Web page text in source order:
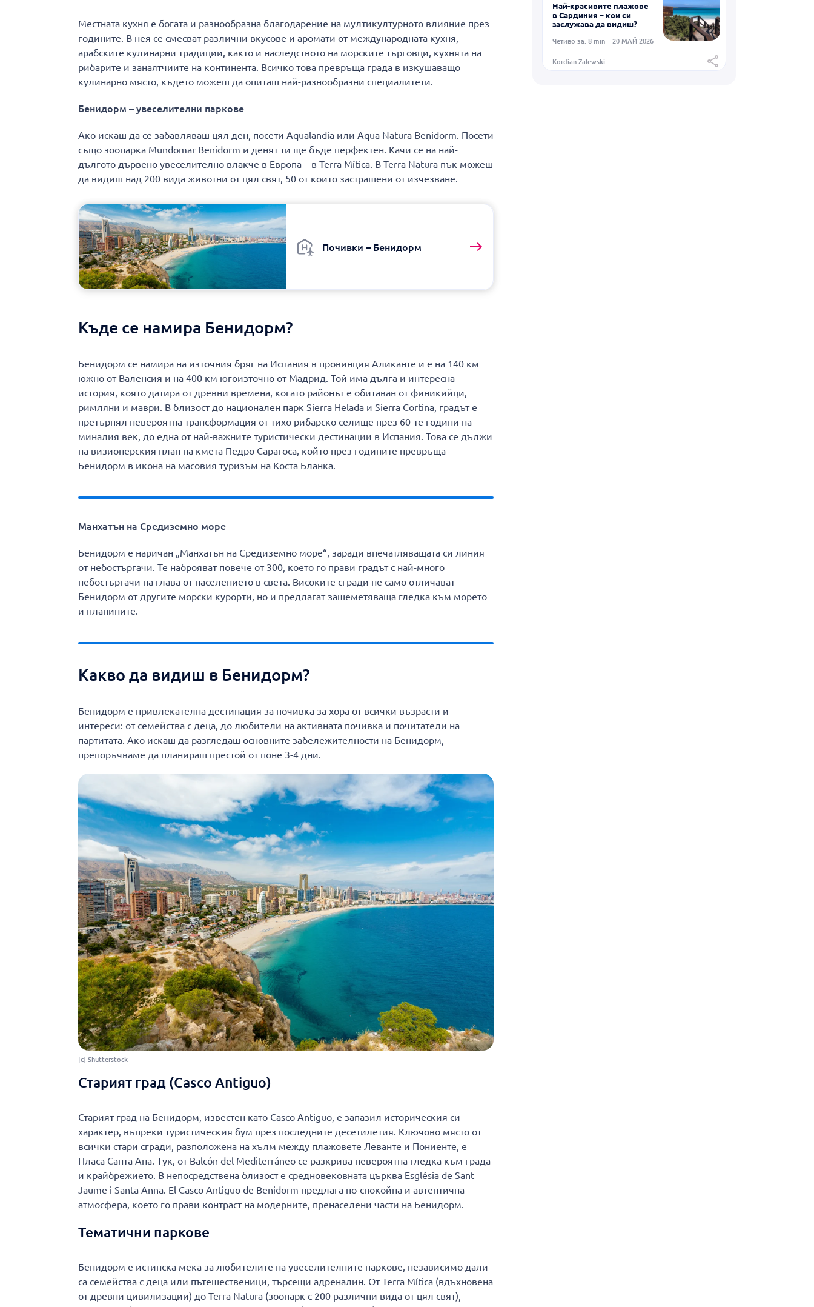
Местната кухня е богата и разнообразна благодарение на мултикултурното влияние през
годините. В нея се смесват различни вкусове и аромати от международната кухня,
арабските кулинарни традиции, както и наследството на морските търговци, кухнята на
рибарите и занаятчиите на континента. Всичко това превръща града в изкушаващо
кулинарно място, където можеш да опиташ най-разнообразни специалитети.
Бенидорм – увеселителни паркове
Ако искаш да се забавляваш цял ден, посети Aqualandia или Aqua Natura Benidorm. Посети
също зоопарка Mundomar Benidorm и денят ти ще бъде перфектен. Качи се на най-
дългото дървено увеселително влакче в Европа – в Terra Mítica. В Terra Natura пък можеш
да видиш над 200 вида животни от цял ​​свят, 50 от които застрашени от изчезване.
Почивки – Бенидорм
Къде се намира Бенидорм?
Бенидорм се намира на източния бряг на Испания в провинция Аликанте и е на 140 км
южно от Валенсия и на 400 км югоизточно от Мадрид. Той има дълга и интересна
история, която датира от древни времена, когато районът е обитаван от финикийци,
римляни и маври. В близост до национален парк Sierra Helada и Sierra Cortina, градът е
претърпял невероятна трансформация от тихо рибарско селище през 60-те години на
миналия век, до една от най-важните туристически дестинации в Испания. Това се дължи
на визионерския план на кмета Педро Сарагоса, който през годините превръща
Бенидорм в икона на масовия туризъм на Коста Бланка.
Манхатън на Средиземно море
Бенидорм е наричан „Манхатън на Средиземно море“, заради впечатляващата си линия
от небостъргачи. Те наброяват повече от 300, което го прави градът с най-много
небостъргачи на глава от населението в света. Високите сгради не само отличават
Бенидорм от другите морски курорти, но и предлагат зашеметяваща гледка към морето
и планините.
Какво да видиш в Бенидорм?
Бенидорм е привлекателна дестинация за почивка за хора от всички възрасти и
интереси: от семейства с деца, до любители на активната почивка и почитатели на
партитата. Ако искаш да разгледаш основните забележителности на Бенидорм,
препоръчваме да планираш престой от поне 3-4 дни.
[c] Shutterstock
Старият град (Casco Antiguo)
Старият град на Бенидорм, известен като Casco Antiguo, е запазил историческия си
характер, въпреки туристическия бум през последните десетилетия. Ключово място от
всички стари сгради, разположена на хълм между плажовете Леванте и Пониенте, е
Пласа Санта Ана. Тук, от Balcón del Mediterráneo се разкрива невероятна гледка към града
и крайбрежието. В непосредствена близост е средновековната църква Església de Sant
Jaume i Santa Anna. El Casco Antiguo de Benidorm предлага по-спокойна и автентична
атмосфера, което го прави контраст на модерните, пренаселени части на Бенидорм.
Тематични паркове
Бенидорм е истинска мека за любителите на увеселителните паркове, независимо дали
са семейства с деца или пътешественици, търсещи адреналин. От Terra Mítica (вдъхновена
от древни цивилизации) до Terra Natura (зоопарк с 200 различни вида от цял свят),
Най-красивите плажове
в Сардиния – кои си
заслужава да видиш?
Четиво за: 8 min
20 МАЙ 2026
Kordian Zalewski